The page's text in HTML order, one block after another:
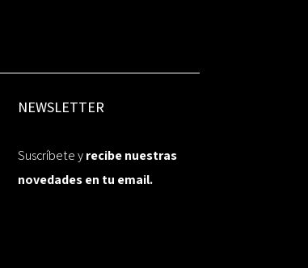
NEWSLETTER
Suscríbete yrecibe nuestras
novedades en tu email.